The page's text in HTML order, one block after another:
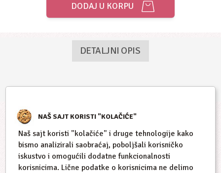
DODAJ U KORPU
DETALJNI OPIS
Slični proizvodi
NAŠ SAJT KORISTI "KOLAČIĆE"
Naš sajt koristi "kolačiće" i druge tehnologije kako
bismo analizirali saobraćaj, poboljšali korisničko
iskustvo i omogućili dodatne funkcionalnosti
korisnicima. Lične podatke o korisnicima ne delimo